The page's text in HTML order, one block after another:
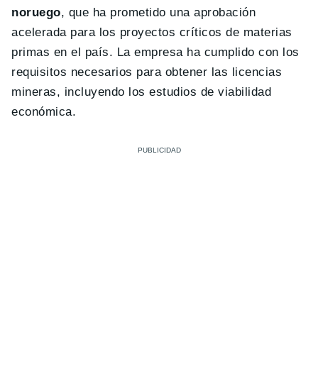
noruego, que ha prometido una aprobación
acelerada para los proyectos críticos de materias
primas en el país. La empresa ha cumplido con los
requisitos necesarios para obtener las licencias
mineras, incluyendo los estudios de viabilidad
económica.